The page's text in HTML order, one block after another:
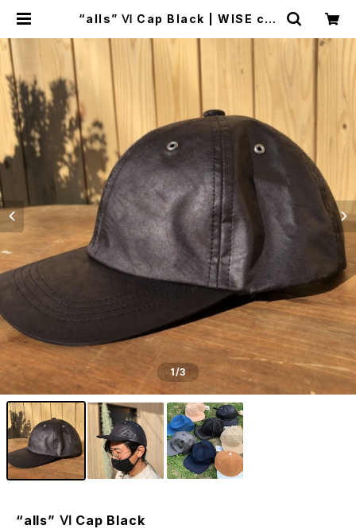
“alls” Ⅵ Cap Black | WISE clo
1/3
“alls” Ⅵ Cap Black